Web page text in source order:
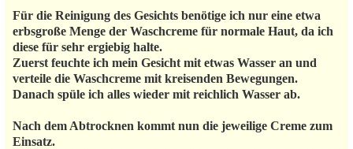
Für die Reinigung des Gesichts benötige ich nur eine etwa
erbsgroße Menge der Waschcreme für normale Haut, da ich
diese für sehr ergiebig halte.
Zuerst feuchte ich mein Gesicht mit etwas Wasser an und
verteile die Waschcreme mit kreisenden Bewegungen.
Danach spüle ich alles wieder mit reichlich Wasser ab.
Nach dem Abtrocknen kommt nun die jeweilige Creme zum
Einsatz.